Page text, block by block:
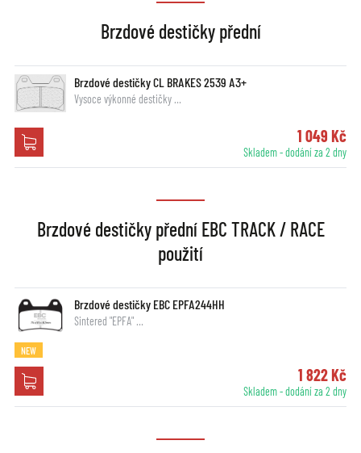
Brzdové destičky přední
Brzdové destičky CL BRAKES 2539 A3+
Vysoce výkonné destičky …
1 049 Kč
Skladem - dodání za 2 dny
Brzdové destičky přední EBC TRACK / RACE
použití
Brzdové destičky EBC EPFA244HH
Sintered "EPFA" …
NEW
1 822 Kč
Skladem - dodání za 2 dny